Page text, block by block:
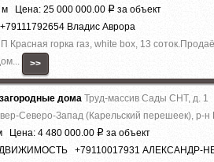
м Цена: 25 000 000.00 Р за объект
Владис Аврора
горка гaз, whitе boх, 13
>>
дома Труд-массив Сады СНТ, д. 1
Северо-Запад (Карельский перешеек), р-н
Цена: 4 480 000.00 Р за объект
+79110017931